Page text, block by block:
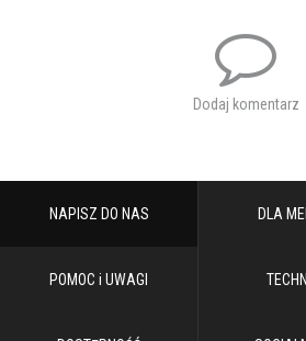
P.S. Co to jest? Jak się kręci w jedną to
wali? ;) Nie wiecie? Przyjdźcie koniecznie
Marek Walczak, Jacek Bończyk,
Przekład: Elżbieta Woźniak
Kostiumy: Iga Sylwestrzak
Reżyser castingu: Magdalena Sowa
Dodaj komentarz
NAPISZ DO NAS DLA
POMOC i UWAGI